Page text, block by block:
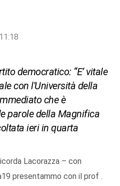
11:18
democratico: “E’ vitale
con l'Università della
che è
parole della Magnifica
ieri in quarta
Lacorazza – con
presentammo con il prof .